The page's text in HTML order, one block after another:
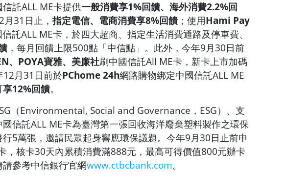
託ALL ME卡提供一般消費享1%回饋、海外消費2.2%回
月31日止，指定電信、電商消費享8%回饋；使用Hami Pay
託ALL ME卡，於四大超商、指定生活消費通路及停車費、
，每月回饋上限500點「中信點」。此外，今年9月30日前
、POYA寶雅、美廉社刷中國信託All ME卡，新卡上市加碼
12月31日前於PChome 24h網路購物綁定中國信託ALL ME
享12%回饋。
（Environmental, Social and Governance，ESG）、支
信託ALL ME卡為臺灣第一張回收海洋廢棄塑料製作之環保
5萬張，邀請民眾起身響應環保議題。今年9月30日止前申
，核卡30天內累積消費滿888元，最高可得價值800元辦卡
參考中信銀行官網www.ctbcbank.com。